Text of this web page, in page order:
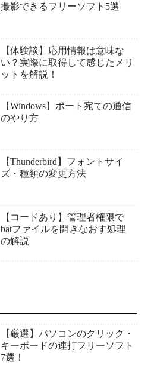
撮影できるフリーソフト5選
【体験談】応用情報は意味な
い？実際に取得して感じたメリ
ットを解説！
【Windows】ポート宛ての通信
のやり方
【Thunderbird】フォントサイ
ズ・種類の変更方法
【コードあり】管理者権限で
batファイルを開きなおす処理
の解説
【厳選】パソコンのクリック・
キーボードの連打フリーソフト
7選！